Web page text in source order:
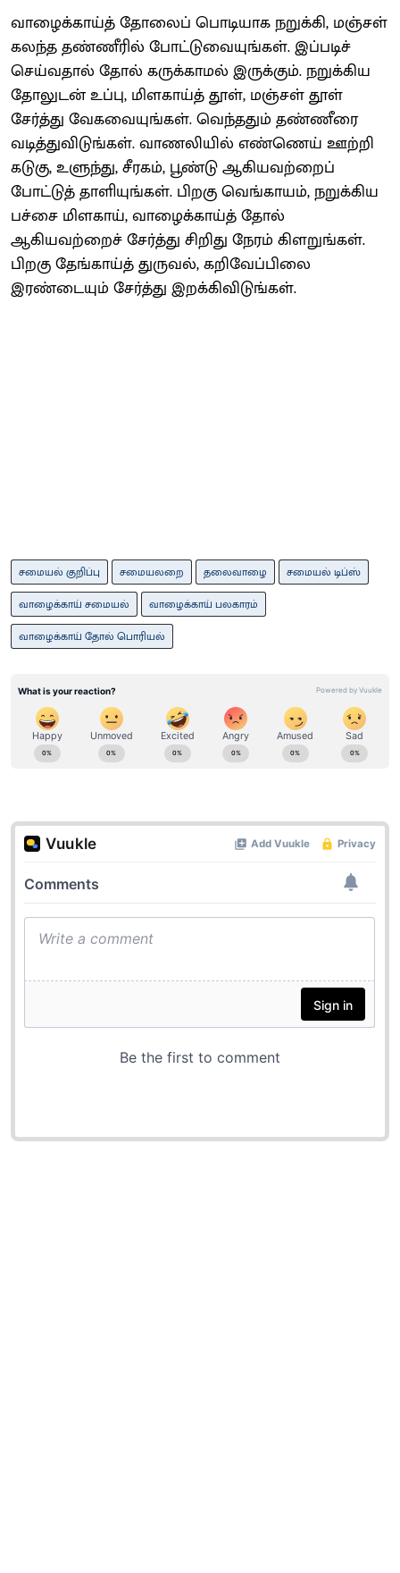
வாழைக்காய்த் தோலைப் பொடியாக நறுக்கி, மஞ்சள்
கலந்த தண்ணீரில் போட்டுவையுங்கள். இப்படிச்
செய்வதால் தோல் கருக்காமல் இருக்கும். நறுக்கிய
தோலுடன் உப்பு, மிளகாய்த் தூள், மஞ்சள் தூள்
சேர்த்து வேகவையுங்கள். வெந்ததும் தண்ணீரை
வடித்துவிடுங்கள். வாணலியில் எண்ணெய் ஊற்றி
கடுகு, உளுந்து, சீரகம், பூண்டு ஆகியவற்றைப்
போட்டுத் தாளியுங்கள். பிறகு வெங்காயம், நறுக்கிய
பச்சை மிளகாய், வாழைக்காய்த் தோல்
ஆகியவற்றைச் சேர்த்து சிறிது நேரம் கிளறுங்கள்.
பிறகு தேங்காய்த் துருவல், கறிவேப்பிலை
இரண்டையும் சேர்த்து இறக்கிவிடுங்கள்.
சமையல் குறிப்பு சமையலறை தலைவாழை
சமையல் டிப்ஸ்
வாழைக்காய் சமையல்
வாழைக்காய் பலகாரம்
வாழைக்காய் தோல் பொரியல்